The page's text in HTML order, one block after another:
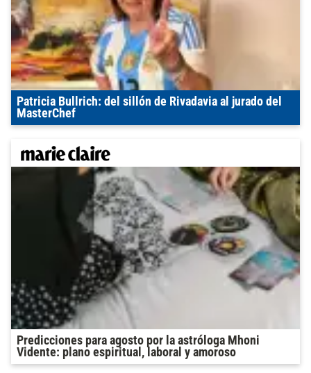
Patricia Bullrich: del sillón de Rivadavia al jurado del
MasterChef
Predicciones para agosto por la astróloga Mhoni
Vidente: plano espiritual, laboral y amoroso